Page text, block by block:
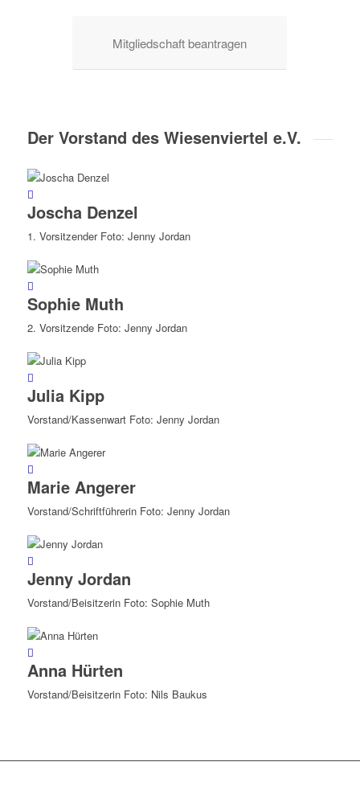
Mitgliedschaft beantragen
Der Vorstand des Wiesenviertel e.V.
Joscha Denzel
1. Vorsitzender Foto: Jenny Jordan
Sophie Muth
2. Vorsitzende Foto: Jenny Jordan
Julia Kipp
Vorstand/Kassenwart Foto: Jenny Jordan
Marie Angerer
Vorstand/Schriftführerin Foto: Jenny Jordan
Jenny Jordan
Vorstand/Beisitzerin Foto: Sophie Muth
Anna Hürten
Vorstand/Beisitzerin Foto: Nils Baukus